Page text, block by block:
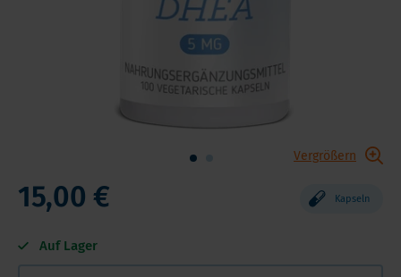
Vergrößern
Kapseln
15,00 €
Auf Lager